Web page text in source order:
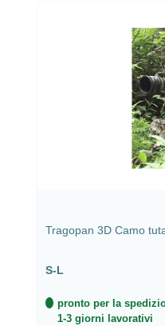
Tragopan 3D Camo
S-L
pronto per la
1-3 giorni lavorativi